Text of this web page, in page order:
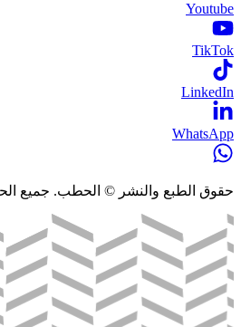
Youtube
TikTok
LinkedIn
WhatsApp
حقوق الطبع والنشر © الحطب. جميع